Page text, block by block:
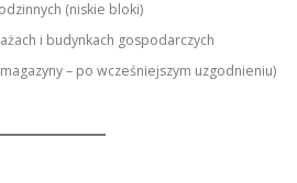
(niskie bloki)
i budynkach gospodarczych
– po wcześniejszym uzgodnieniu)